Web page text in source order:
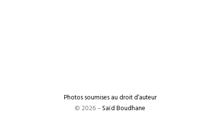
Photos soumises au droit d’auteur
© 2026 –Saïd Boudhane